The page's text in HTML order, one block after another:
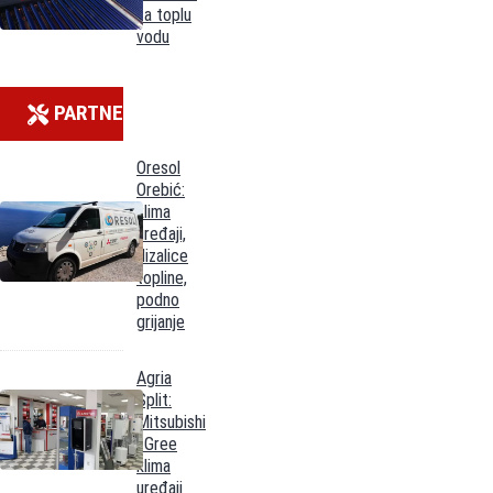
za toplu
vodu
PARTNERI
Oresol
Orebić:
klima
uređaji,
dizalice
topline,
podno
grijanje
Agria
Split:
Mitsubishi
i Gree
klima
uređaji